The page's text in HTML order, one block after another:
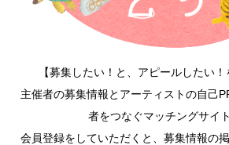
【募集したい！と、アピールしたい！
主催者の募集情報とアーティストの自己
者をつなぐマッチングサイト
会員登録をしていただくと、募集情報の